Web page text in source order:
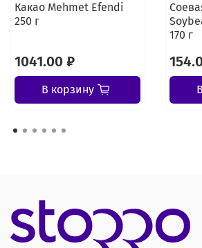
Какао Mehmet Efendi
250 г
1041.00 ₽
В корзину
170 г